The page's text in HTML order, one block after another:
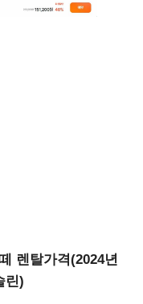
렌탈가격(2024년
린)